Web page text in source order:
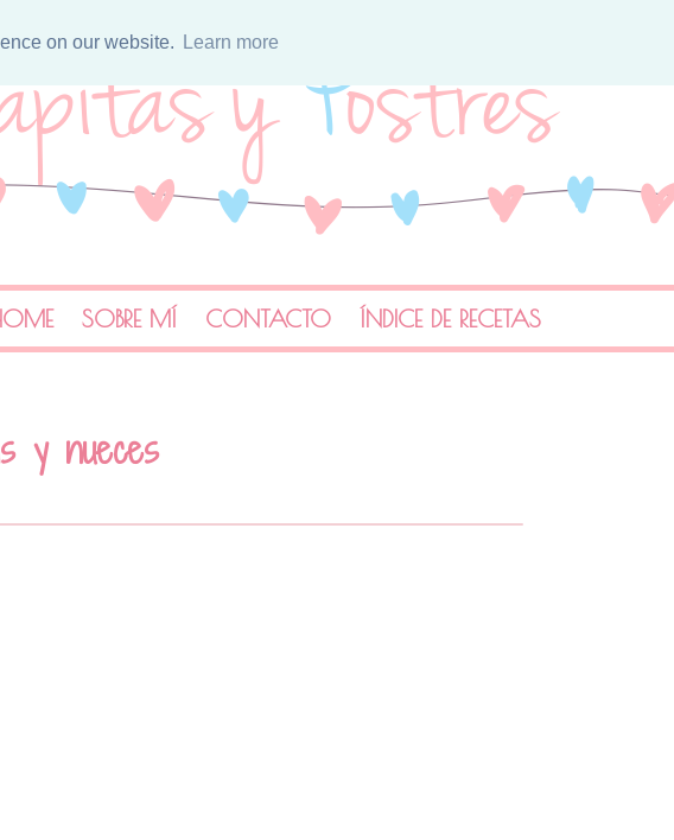
on our website. Learn more
SOBRE MÍ CONTACTO ÍNDICE DE RECETAS
y nueces